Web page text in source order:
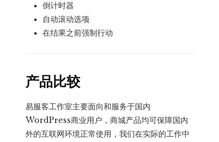
倒计时器
自动滚动选项
在结果之前强制行动
产品比较
易服客工作室主要面向和服务于国内
WordPress商业用户，商城产品均可保障国内
外的互联网环境正常使用，我们在实际的工作中